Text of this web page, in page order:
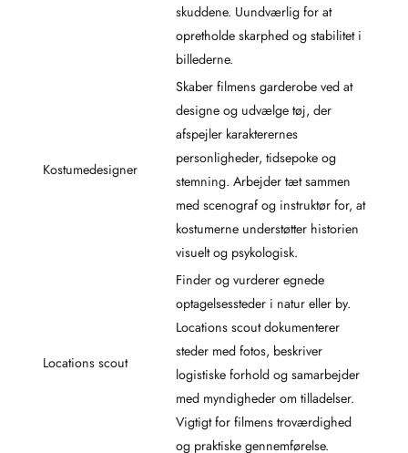
skuddene. Uundværlig for at
opretholde skarphed og stabilitet i
billederne.
Kostumedesigner
Skaber filmens garderobe ved at
designe og udvælge tøj, der
afspejler karakterernes
personligheder, tidsepoke og
stemning. Arbejder tæt sammen
med scenograf og instruktør for, at
kostumerne understøtter historien
visuelt og psykologisk.
Locations scout
Finder og vurderer egnede
optagelsessteder i natur eller by.
Locations scout dokumenterer
steder med fotos, beskriver
logistiske forhold og samarbejder
med myndigheder om tilladelser.
Vigtigt for filmens troværdighed
og praktiske gennemførelse.